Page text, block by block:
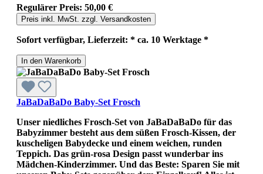
Regulärer Preis: 50,00 €
Preis inkl. MwSt. zzgl. Versandkosten
Sofort verfügbar, Lieferzeit: * ca. 10 Werktage *
In den Warenkorb
JaBaDaBaDo Baby-Set Frosch
Unser niedliches Frosch-Set von JaBaDaBaDo für das
Babyzimmer besteht aus dem süßen Frosch-Kissen, der
kuscheligen Babydecke und einem weichen, runden
Teppich. Das grün-rosa Design passt wunderbar ins
Mädchen-Kinderzimmer. Und das Beste: Sparen Sie mit